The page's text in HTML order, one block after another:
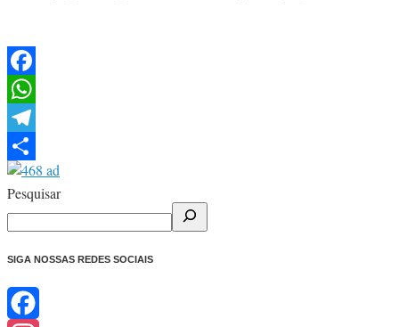
Facebook
WhatsApp
Telegram
Share
Pesquisar
SIGA NOSSAS REDES SOCIAIS